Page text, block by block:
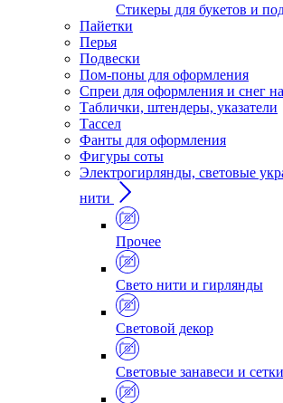
Стикеры для букетов и
Пайетки
Перья
Подвески
Пом-поны для оформления
Спреи для оформления и снег
Таблички, штендеры, указатели
Тассел
Фанты для оформления
Фигуры соты
Электрогирлянды, световые
нити
Прочее
Свето нити и гирлянды
Световой декор
Световые занавеси и сетки